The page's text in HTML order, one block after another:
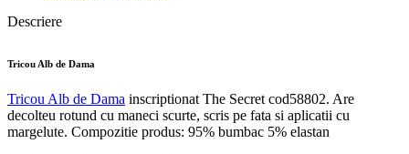
Descriere
Tricou Alb de Dama
Tricou Alb de Dama inscriptionat The Secret cod58802. Are
decolteu rotund cu maneci scurte, scris pe fata si aplicatii cu
margelute. Compozitie produs: 95% bumbac 5% elastan